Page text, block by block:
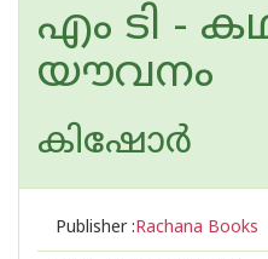
എം ടി -
യൗവനം
കിഷോർ
Publisher :Rachana Books